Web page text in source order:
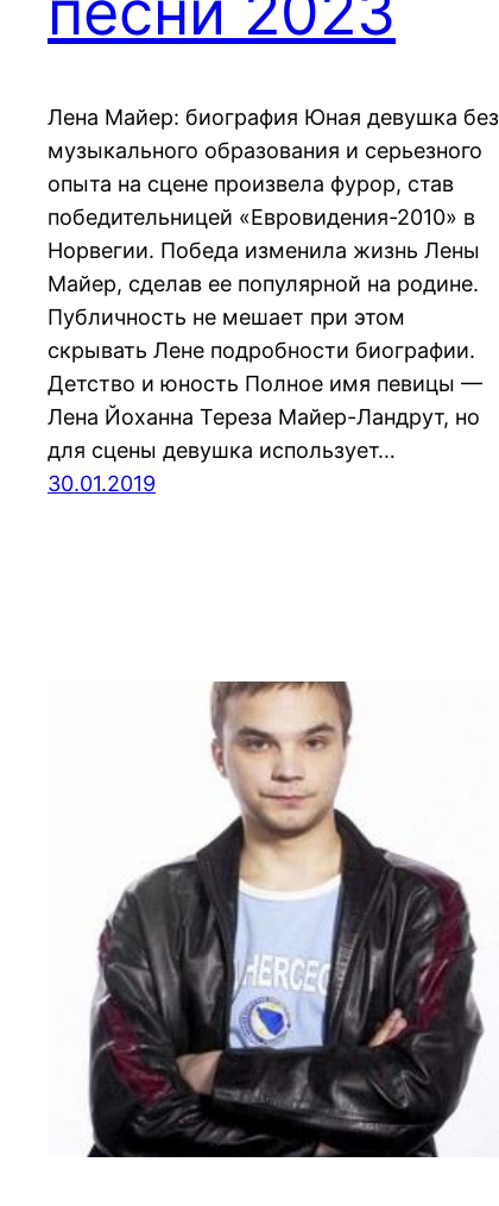
Лена Майер: биография Юная девушка без
музыкального образования и серьезного
опыта на сцене произвела фурор, став
победительницей «Евровидения-2010» в
Норвегии. Победа изменила жизнь Лены
Майер, сделав ее популярной на родине.
Публичность не мешает при этом
скрывать Лене подробности биографии.
Детство и юность Полное имя певицы —
Лена Йоханна Тереза Майер-Ландрут, но
для сцены девушка использует…
30.01.2019